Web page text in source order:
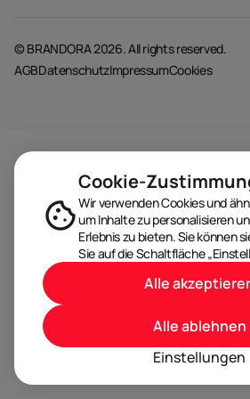
© BRANDORA 2026. All rights reserved.
AGBDatenschutzImpressumCookies
Cookie-
Wir verwenden Cookies und
um Inhalte zu personalisieren
Erlebnis zu bieten. Sie können
Sie auf die Schaltfläche
Einstellungen
Alle ablehnen
Alle